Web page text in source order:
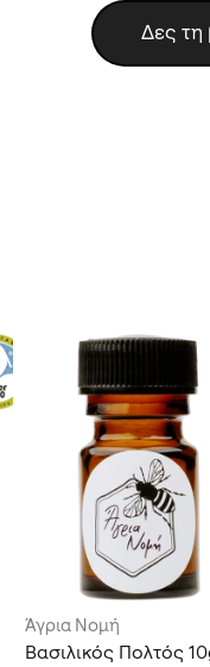
Δες τη
Άγρια Νομή
Βασιλικός Πολτός